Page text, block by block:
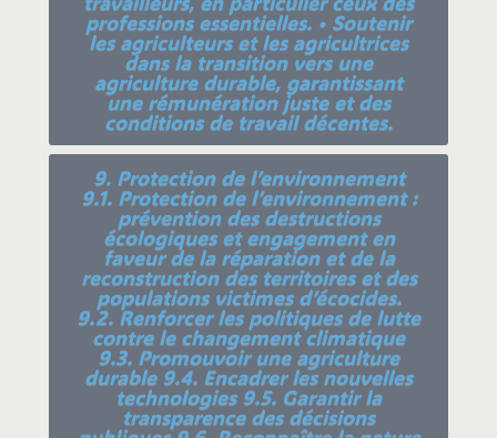
professions essentielles. • Soutenir
les agriculteurs et les agricultrices
dans la transition vers une
agriculture durable, garantissant
une rémunération juste et des
conditions de travail décentes.
9. Protection de l’environnement
9.1. Protection de l’environnement :
prévention des destructions
écologiques et engagement en
faveur de la réparation et de la
reconstruction des territoires et des
populations victimes d’écocides.
9.2. Renforcer les politiques de lutte
contre le changement climatique
9.3. Promouvoir une agriculture
durable 9.4. Encadrer les nouvelles
technologies 9.5. Garantir la
transparence des décisions